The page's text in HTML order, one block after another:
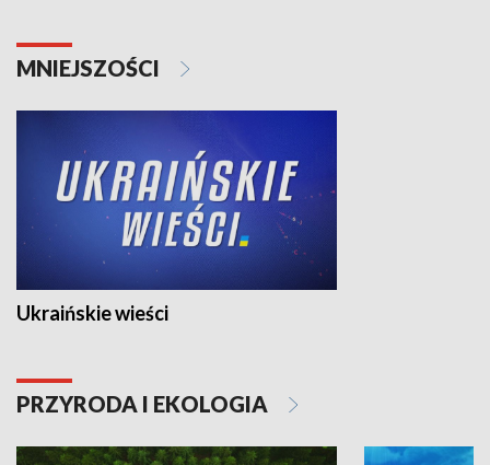
MNIEJSZOŚCI
Ukraińskie wieści
PRZYRODA I EKOLOGIA